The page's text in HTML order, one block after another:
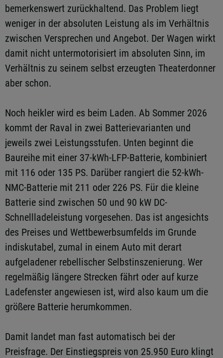
bemerkenswert zurückhaltend. Das Problem liegt
weniger in der absoluten Leistung als im Verhältnis
zwischen Versprechen und Angebot. Der Wagen wirkt
damit nicht untermotorisiert im absoluten Sinn, im
Verhältnis zu seinem selbst erzeugten Theaterdonner
aber schon.
Noch heikler wird es beim Laden. Ab Sommer 2026
kommt der Raval in zwei Batterievarianten und
jeweils zwei Leistungsstufen. Unten beginnt die
Baureihe mit einer 37-kWh-LFP-Batterie, kombiniert
mit 116 oder 135 PS. Darüber rangiert die 52-kWh-
NMC-Batterie mit 211 oder 226 PS. Für die kleine
Batterie sind zwischen 50 und 90 kW DC-
Schnellladeleistung vorgesehen. Das ist angesichts
des Preises und Wettbewerbsumfelds im Grunde
indiskutabel, zumal in einem Auto mit derart
aufgeladener rebellischer Selbstinszenierung. Wer
regelmäßig längere Strecken fährt oder auf kurze
Ladefenster angewiesen ist, wird also kaum um die
größere Batterie herumkommen.
Damit landet man fast automatisch bei der
Preisfrage. Der Einstiegspreis von 25.950 Euro klingt